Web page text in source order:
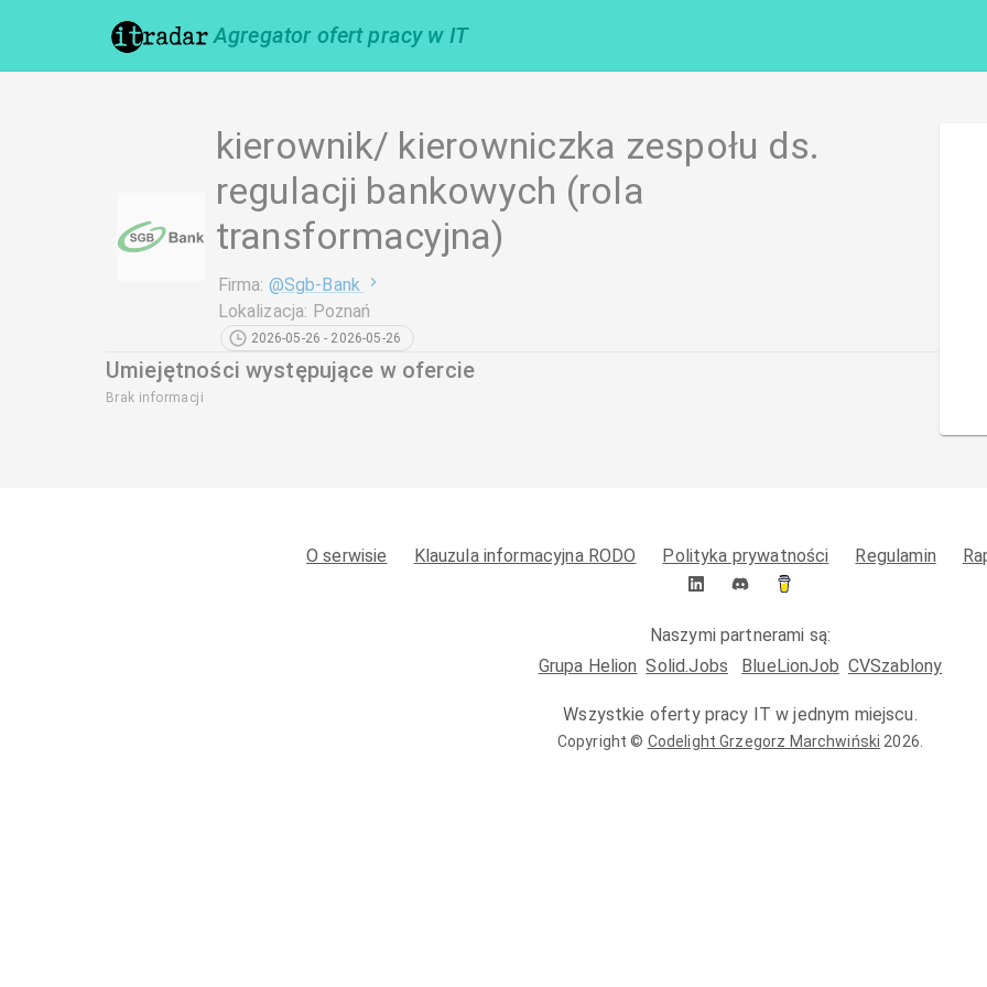
Agregator ofert pracy w IT
kierownik/ kierowniczka zespołu ds.
regulacji bankowych (rola
transformacyjna)
Firma: @Sgb-Bank
Lokalizacja: Poznań
2026-05-26 - 2026-05-26
Umiejętności występujące w ofercie
Brak informacji
O serwisie Klauzula informacyjna RODO Polityka prywatności Regulamin
Naszymi partnerami są:
Grupa Helion Solid.Jobs BlueLionJob CVSzablony
Wszystkie oferty pracy IT w jednym miejscu.
Copyright © Codelight Grzegorz Marchwiński 2026.